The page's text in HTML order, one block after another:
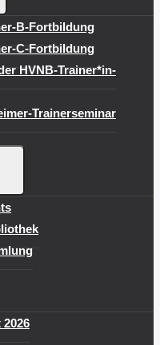
B-Fortbildung
C-Fortbildung
HVNB-Trainer*in-
Trainerseminar